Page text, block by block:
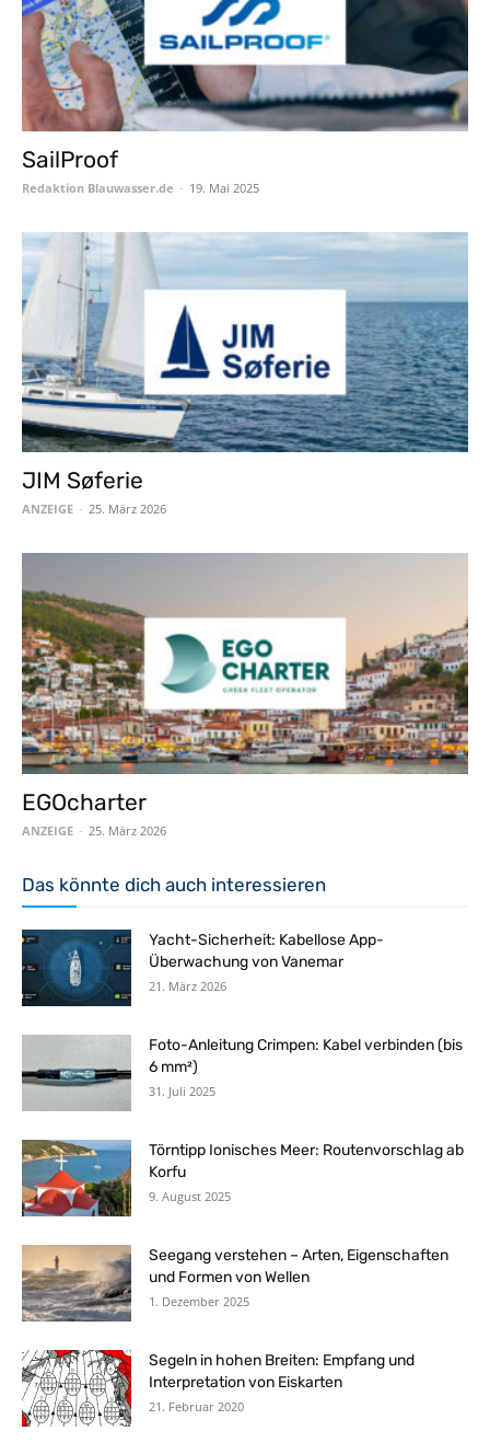
SailProof
Redaktion Blauwasser.de - 19. Mai 2025
JIM Søferie
ANZEIGE - 25. März 2026
EGOcharter
ANZEIGE - 25. März 2026
Das könnte dich auch interessieren
Yacht-Sicherheit: Kabellose App-
Überwachung von Vanemar
21. März 2026
Foto-Anleitung Crimpen: Kabel verbinden (bis
6 mm²)
31. Juli 2025
Törntipp Ionisches Meer: Routenvorschlag ab
Korfu
9. August 2025
Seegang verstehen – Arten, Eigenschaften
und Formen von Wellen
1. Dezember 2025
Segeln in hohen Breiten: Empfang und
Interpretation von Eiskarten
21. Februar 2020